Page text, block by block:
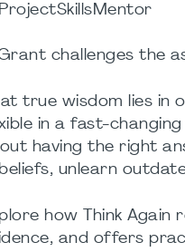
Grant challenges
true wisdom lies
in a fast-
having the right
unlearn
how Think
and offers